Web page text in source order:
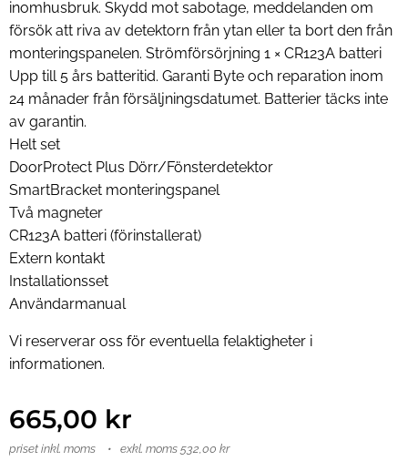
inomhusbruk. Skydd mot sabotage, meddelanden om
försök att riva av detektorn från ytan eller ta bort den från
monteringspanelen. Strömförsörjning 1 × CR123A batteri
Upp till 5 års batteritid. Garanti Byte och reparation inom
24 månader från försäljningsdatumet. Batterier täcks inte
av garantin.
Helt set
DoorProtect Plus Dörr/Fönsterdetektor
SmartBracket monteringspanel
Två magneter
CR123A batteri (förinstallerat)
Extern kontakt
Installationsset
Användarmanual
Vi reserverar oss för eventuella felaktigheter i
informationen.
665,00 kr
priset inkl. moms
exkl. moms 532,00 kr